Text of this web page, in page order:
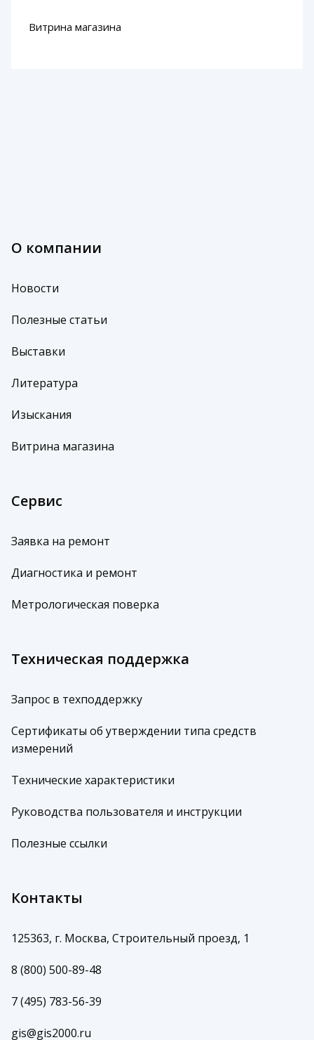
Витрина магазина
О компании
Новости
Полезные статьи
Выставки
Литература
Изыскания
Витрина магазина
Сервис
Заявка на ремонт
Диагностика и ремонт
Метрологическая поверка
Техническая поддержка
Запрос в техподдержку
Сертификаты об утверждении типа средств
измерений
Технические характеристики
Руководства пользователя и инструкции
Полезные ссылки
Контакты
125363, г. Москва, Строительный проезд, 1
8 (800) 500-89-48
7 (495) 783-56-39
gis@gis2000.ru